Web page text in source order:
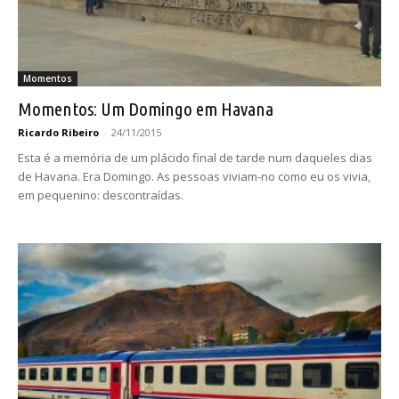
Momentos
Momentos: Um Domingo em Havana
Ricardo Ribeiro - 24/11/2015
Esta é a memória de um plácido final de tarde num daqueles dias
de Havana. Era Domingo. As pessoas viviam-no como eu os vivia,
em pequenino: descontraídas.